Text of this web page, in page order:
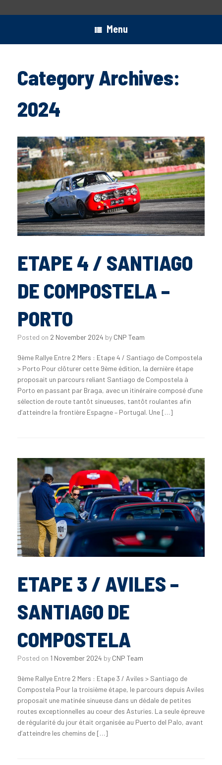
Menu
Category Archives:
2024
ETAPE 4 / SANTIAGO
DE COMPOSTELA –
PORTO
Posted on 2 November 2024 by CNP Team
9ème Rallye Entre 2 Mers : Etape 4 / Santiago de Compostela
> Porto Pour clôturer cette 9ème édition, la dernière étape
proposait un parcours reliant Santiago de Compostela à
Porto en passant par Braga, avec un itinéraire composé d’une
sélection de route tantôt sinueuses, tantôt roulantes afin
d’atteindre la frontière Espagne – Portugal. Une […]
ETAPE 3 / AVILES –
SANTIAGO DE
COMPOSTELA
Posted on 1 November 2024 by CNP Team
9ème Rallye Entre 2 Mers : Etape 3 / Aviles > Santiago de
Compostela Pour la troisième étape, le parcours depuis Aviles
proposait une matinée sinueuse dans un dédale de petites
routes exceptionnelles au coeur des Asturies. La seule épreuve
de régularité du jour était organisée au Puerto del Palo, avant
d’atteindre les chemins de […]